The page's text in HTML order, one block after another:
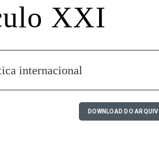
XXI
internacional
DOWNLOAD DO